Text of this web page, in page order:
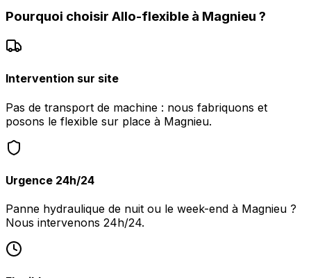
Pourquoi choisir Allo-flexible à Magnieu ?
Intervention sur site
Pas de transport de machine : nous fabriquons et
posons le flexible sur place à Magnieu.
Urgence 24h/24
Panne hydraulique de nuit ou le week-end à Magnieu ?
Nous intervenons 24h/24.